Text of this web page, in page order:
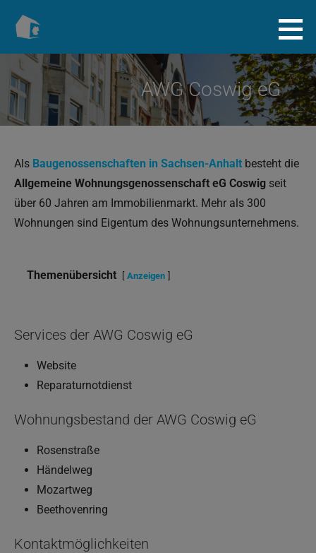
Inhalt
Baugenossenschaft.info
AWG Coswig eG
Als Baugenossenschaften in Sachsen-Anhalt besteht die
Allgemeine Wohnungsgenossenschaft eG Coswig seit
über 60 Jahren am Immobilienmarkt. Mehr als 300
Wohnungen sind Eigentum des Wohnungsunternehmens.
Themenübersicht Anzeigen
Services der AWG Coswig eG
Website
Reparaturnotdienst
Wohnungsbestand der AWG Coswig eG
Rosenstraße
Händelweg
Mozartweg
Beethovenring
Kontaktmöglichkeiten